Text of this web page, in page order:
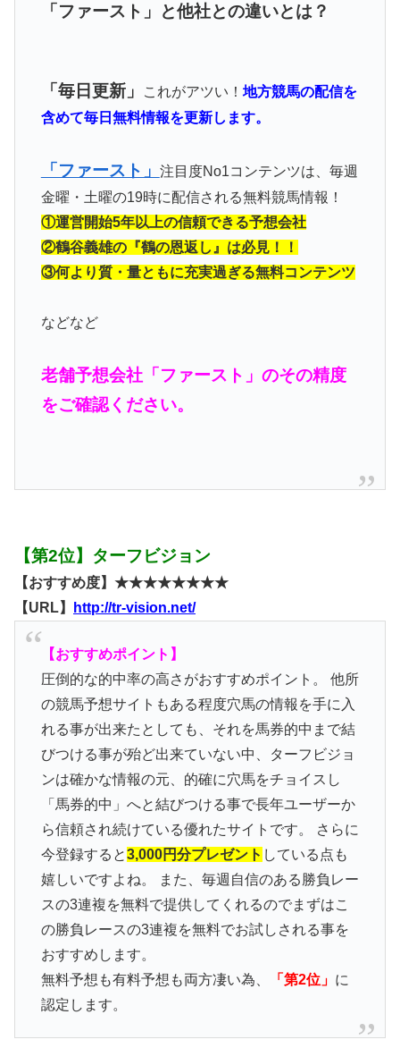
「ファースト」と他社との違いとは？
「毎日更新」 これがアツい！ 地方競馬の配信を
含めて毎日無料情報を更新します。
「ファースト」 注目度No1コンテンツは、毎週
金曜・土曜の19時に配信される無料競馬情報！
①運営開始5年以上の信頼できる予想会社
②鶴谷義雄の『鶴の恩返し』は必見！！
③何より質・量ともに充実過ぎる無料コンテンツ
などなど
老舗予想会社「ファースト」のその精度
をご確認ください。
【第2位】ターフビジョン
【おすすめ度】★★★★★★★★
【URL】
http://tr-vision.net/
【おすすめポイント】
圧倒的な的中率の高さがおすすめポイント。 他所
の競馬予想サイトもある程度穴馬の情報を手に入
れる事が出来たとしても、それを馬券的中まで結
びつける事が殆ど出来ていない中、ターフビジョ
ンは確かな情報の元、的確に穴馬をチョイスし
「馬券的中」へと結びつける事で長年ユーザーか
ら信頼され続けている優れたサイトです。 さらに
今登録すると3,000円分プレゼント している点も
嬉しいですよね。 また、毎週自信のある勝負レー
スの3連複を無料で提供してくれるのでまずはこ
の勝負レースの3連複を無料でお試しされる事を
おすすめします。
無料予想も有料予想も両方凄い為、
「第2位」 に
認定します。